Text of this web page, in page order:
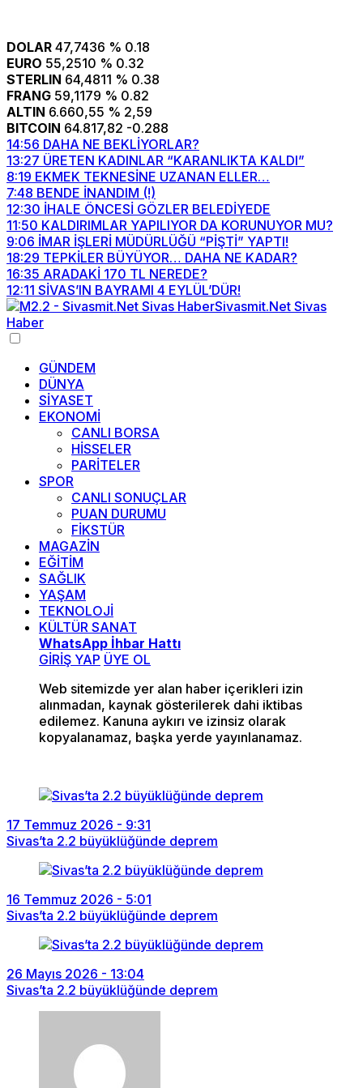
DOLAR 47,7436 % 0.18
EURO 55,2510 % 0.32
STERLIN 64,4811 % 0.38
FRANG 59,1179 % 0.82
ALTIN 6.660,55 % 2,59
BITCOIN 64.817,82 -0.288
14:56 DAHA NE BEKLİYORLAR?
13:27 ÜRETEN KADINLAR “KARANLIKTA KALDI”
8:19 EKMEK TEKNESİNE UZANAN ELLER…
7:48 BENDE İNANDIM (!)
12:30 İHALE ÖNCESİ GÖZLER BELEDİYEDE
11:50 KALDIRIMLAR YAPILIYOR DA KORUNUYOR MU?
9:06 İMAR İŞLERİ MÜDÜRLÜĞÜ “PİŞTİ” YAPTI!
18:29 TEPKİLER BÜYÜYOR… DAHA NE KADAR?
16:35 ARADAKİ 170 TL NEREDE?
12:11 SİVAS’IN BAYRAMI 4 EYLÜL’DÜR!
GÜNDEM
DÜNYA
SİYASET
EKONOMİ
CANLI BORSA
HİSSELER
PARİTELER
SPOR
CANLI SONUÇLAR
PUAN DURUMU
FİKSTÜR
MAGAZİN
EĞİTİM
SAĞLIK
YAŞAM
TEKNOLOJİ
KÜLTÜR SANAT
WhatsApp İhbar Hattı
GİRİŞ YAP ÜYE OL
Web sitemizde yer alan haber içerikleri izin
alınmadan, kaynak gösterilerek dahi iktibas
edilemez. Kanuna aykırı ve izinsiz olarak
kopyalanamaz, başka yerde yayınlanamaz.
17 Temmuz 2026 - 9:31
Sivas’ta 2.2 büyüklüğünde deprem
16 Temmuz 2026 - 5:01
Sivas’ta 2.2 büyüklüğünde deprem
26 Mayıs 2026 - 13:04
Sivas’ta 2.2 büyüklüğünde deprem